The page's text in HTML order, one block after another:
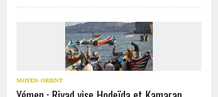
MOYEN-ORIENT